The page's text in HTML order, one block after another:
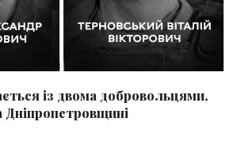
із двома добровольцями,
Дніпропетровщині